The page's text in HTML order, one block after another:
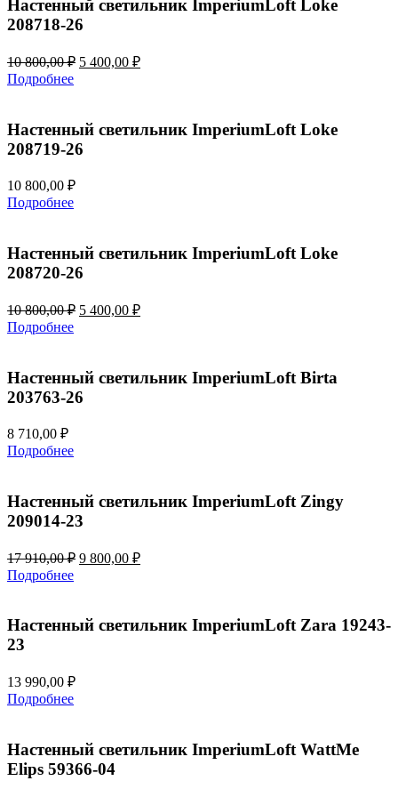
Настенный светильник ImperiumLoft Loke
208718-26
10 800,00₽ Первоначальная
800,00 ₽.
5 400,00 ₽Текущая
Подробнее
Настенный светильник ImperiumLoft Loke
208719-26
10 800,00 ₽
Подробнее
Настенный светильник ImperiumLoft Loke
208720-26
10 800,00₽ Первоначальная
800,00 ₽.
5 400,00 ₽Текущая
Подробнее
Настенный светильник ImperiumLoft Birta
203763-26
8 710,00 ₽
Подробнее
Настенный светильник ImperiumLoft Zingy
209014-23
17 910,00₽ Первоначальная
910,00 ₽.
9 800,00 ₽Текущая
Подробнее
Настенный светильник ImperiumLoft Zara 19243-
23
13 990,00 ₽
Подробнее
Настенный светильник ImperiumLoft WattMe
Elips 59366-04